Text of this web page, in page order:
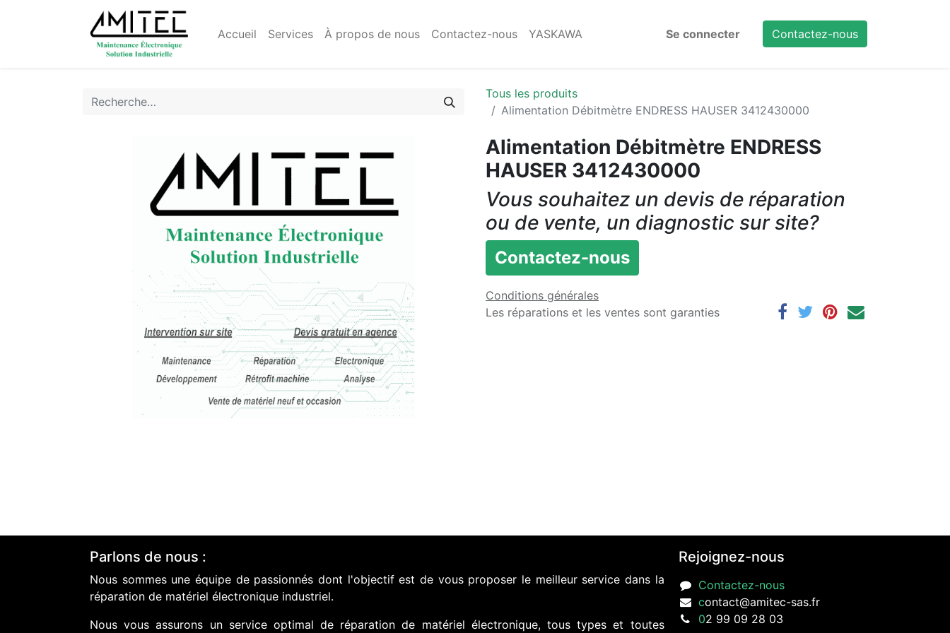
Accueil Services À propos de nous Contactez-nous YASKAWA Se connecter Contactez-nous
Tous les produits
Alimentation Débitmètre ENDRESS HAUSER 3412430000
Alimentation Débitmètre ENDRESS
HAUSER 3412430000
Vous souhaitez un devis de réparation
ou de vente, un diagnostic sur site?
Contactez-nous
Conditions générales
Les réparations et les ventes sont garanties
Parlons de nous :
Nous sommes une équipe de passionnés dont l'objectif est de vous proposer le meilleur service dans la
réparation de matériel électronique industriel.
Nous vous assurons un service optimal de réparation de matériel électronique, tous types et toutes
Rejoignez-nous
Contactez-nous
contact@amitec-sas.fr
02 99 09 28 03